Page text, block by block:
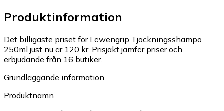
Produktinformation
Det billigaste priset för Löwengrip Tjockningsshampo
250ml just nu är 120 kr. Prisjakt jämför priser och
erbjudande från 16 butiker.
Grundläggande information
Produktnamn